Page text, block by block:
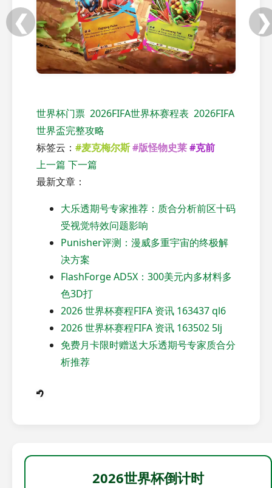
世界杯门票 2026FIFA世界杯赛程表 2026FIFA
世界盃完整攻略
标签云： #麦克梅尔斯#版怪物史莱#克前
上一篇 下一篇
最新文章：
大乐透期号专家推荐：质合分析前区十码
受视觉特效问题影响
Punisher评测：漫威多重宇宙的终极解
决方案
FlashForge AD5X：300美元内多材料多
色3D打
2026 世界杯赛程FIFA 资讯 163437 ql6
2026 世界杯赛程FIFA 资讯 163502 5lj
免费月卡限时赠送大乐透期号专家质合分
析推荐
2026世界杯倒计时
❮ ❯